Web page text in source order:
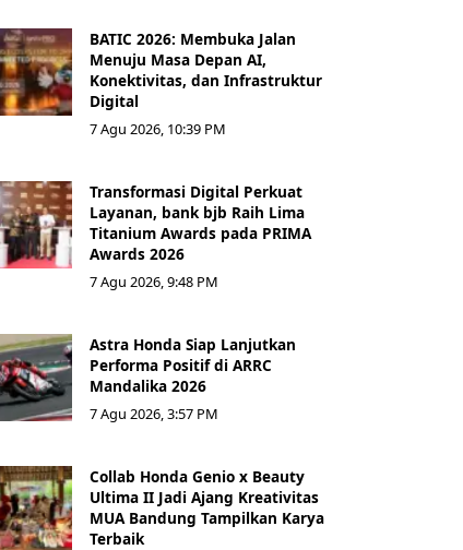
BATIC 2026: Membuka Jalan
Menuju Masa Depan AI,
Konektivitas, dan Infrastruktur
Digital
7 Agu 2026, 10:39 PM
Transformasi Digital Perkuat
Layanan, bank bjb Raih Lima
Titanium Awards pada PRIMA
Awards 2026
7 Agu 2026, 9:48 PM
Astra Honda Siap Lanjutkan
Performa Positif di ARRC
Mandalika 2026
7 Agu 2026, 3:57 PM
Collab Honda Genio x Beauty
Ultima II Jadi Ajang Kreativitas
MUA Bandung Tampilkan Karya
Terbaik